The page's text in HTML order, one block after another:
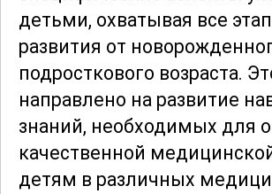
детьми, охватывая все
развития от
подросткового возраста.
направлено на развитие
знаний, необходимых для
качественной
детям в различных